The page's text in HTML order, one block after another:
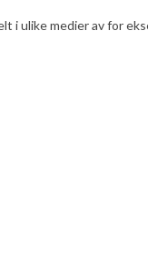
i ulike medier av for